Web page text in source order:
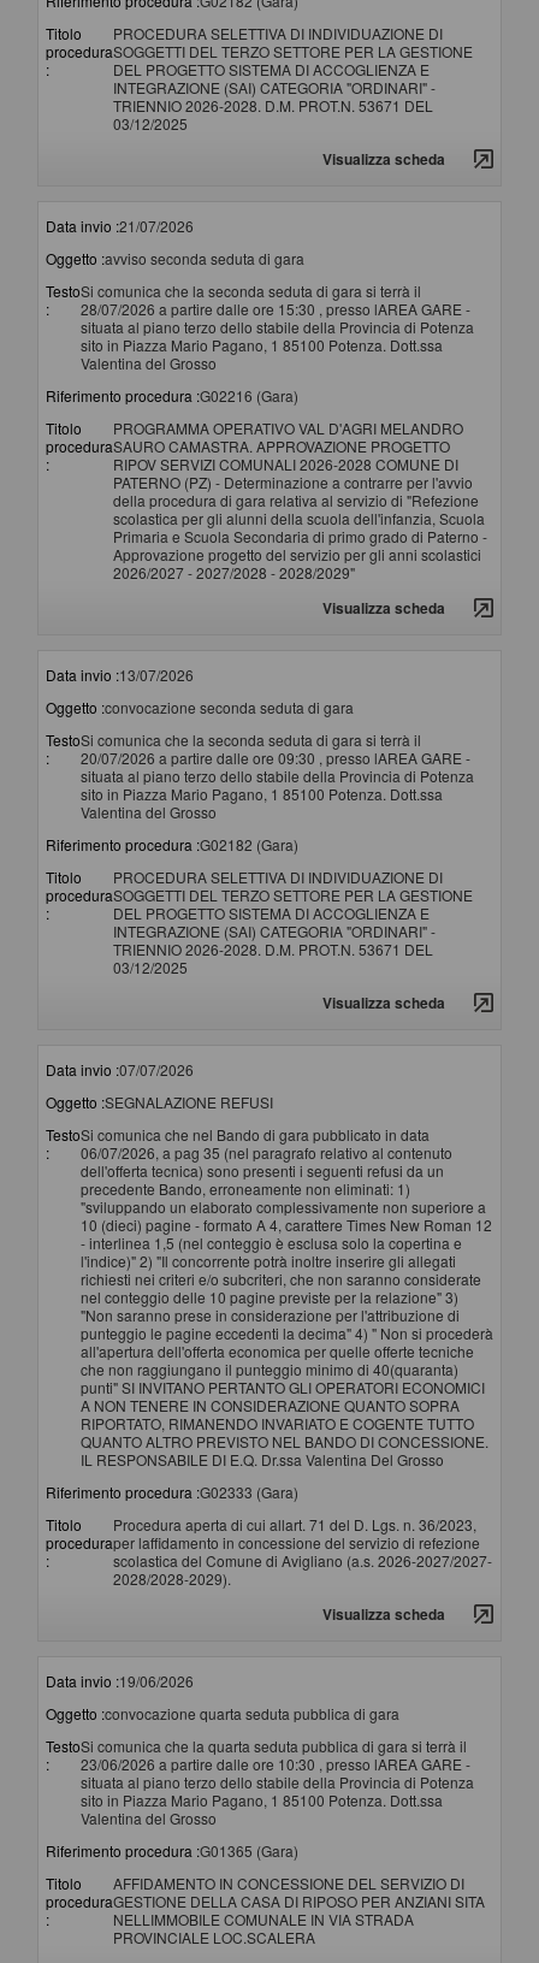
Titolo
procedura
:
PROCEDURA SELETTIVA DI INDIVIDUAZIONE DI
SOGGETTI DEL TERZO SETTORE PER LA GESTIONE
DEL PROGETTO SISTEMA DI ACCOGLIENZA E
INTEGRAZIONE (SAI) CATEGORIA "ORDINARI" -
TRIENNIO 2026-2028. D.M. PROT.N. 53671 DEL
03/12/2025
Visualizza scheda
Data invio :21/07/2026
Oggetto :avviso seconda seduta di gara
Testo
:
Si comunica che la seconda seduta di gara si terrà il
28/07/2026 a partire dalle ore 15:30 , presso lAREA GARE -
situata al piano terzo dello stabile della Provincia di Potenza
sito in Piazza Mario Pagano, 1 85100 Potenza. Dott.ssa
Valentina del Grosso
Riferimento procedura :G02216 (Gara)
Titolo
procedura
:
PROGRAMMA OPERATIVO VAL D'AGRI MELANDRO
SAURO CAMASTRA. APPROVAZIONE PROGETTO
RIPOV SERVIZI COMUNALI 2026-2028 COMUNE DI
PATERNO (PZ) - Determinazione a contrarre per l'avvio
della procedura di gara relativa al servizio di "Refezione
scolastica per gli alunni della scuola dell'infanzia, Scuola
Primaria e Scuola Secondaria di primo grado di Paterno -
Approvazione progetto del servizio per gli anni scolastici
2026/2027 - 2027/2028 - 2028/2029"
Visualizza scheda
Data invio :13/07/2026
Oggetto :convocazione seconda seduta di gara
Testo
:
Si comunica che la seconda seduta di gara si terrà il
20/07/2026 a partire dalle ore 09:30 , presso lAREA GARE -
situata al piano terzo dello stabile della Provincia di Potenza
sito in Piazza Mario Pagano, 1 85100 Potenza. Dott.ssa
Valentina del Grosso
Riferimento procedura :G02182 (Gara)
Titolo
procedura
:
PROCEDURA SELETTIVA DI INDIVIDUAZIONE DI
SOGGETTI DEL TERZO SETTORE PER LA GESTIONE
DEL PROGETTO SISTEMA DI ACCOGLIENZA E
INTEGRAZIONE (SAI) CATEGORIA "ORDINARI" -
TRIENNIO 2026-2028. D.M. PROT.N. 53671 DEL
03/12/2025
Visualizza scheda
Data invio :07/07/2026
Oggetto :SEGNALAZIONE REFUSI
Testo
:
Si comunica che nel Bando di gara pubblicato in data
06/07/2026, a pag 35 (nel paragrafo relativo al contenuto
dell'offerta tecnica) sono presenti i seguenti refusi da un
precedente Bando, erroneamente non eliminati: 1)
"sviluppando un elaborato complessivamente non superiore a
10 (dieci) pagine - formato A 4, carattere Times New Roman 12
- interlinea 1,5 (nel conteggio è esclusa solo la copertina e
l'indice)" 2) "Il concorrente potrà inoltre inserire gli allegati
richiesti nei criteri e/o subcriteri, che non saranno considerate
nel conteggio delle 10 pagine previste per la relazione" 3)
"Non saranno prese in considerazione per l'attribuzione di
punteggio le pagine eccedenti la decima" 4) " Non si procederà
all'apertura dell'offerta economica per quelle offerte tecniche
che non raggiungano il punteggio minimo di 40(quaranta)
punti" SI INVITANO PERTANTO GLI OPERATORI ECONOMICI
A NON TENERE IN CONSIDERAZIONE QUANTO SOPRA
RIPORTATO, RIMANENDO INVARIATO E COGENTE TUTTO
QUANTO ALTRO PREVISTO NEL BANDO DI CONCESSIONE.
IL RESPONSABILE DI E.Q. Dr.ssa Valentina Del Grosso
Riferimento procedura :G02333 (Gara)
Titolo
procedura
:
Procedura aperta di cui allart. 71 del D. Lgs. n. 36/2023,
per laffidamento in concessione del servizio di refezione
scolastica del Comune di Avigliano (a.s. 2026-2027/2027-
2028/2028-2029).
Visualizza scheda
Data invio :19/06/2026
Oggetto :convocazione quarta seduta pubblica di gara
Testo
:
Si comunica che la quarta seduta pubblica di gara si terrà il
23/06/2026 a partire dalle ore 10:30 , presso lAREA GARE -
situata al piano terzo dello stabile della Provincia di Potenza
sito in Piazza Mario Pagano, 1 85100 Potenza. Dott.ssa
Valentina del Grosso
Riferimento procedura :G01365 (Gara)
Titolo
procedura
:
AFFIDAMENTO IN CONCESSIONE DEL SERVIZIO DI
GESTIONE DELLA CASA DI RIPOSO PER ANZIANI SITA
NELLIMMOBILE COMUNALE IN VIA STRADA
PROVINCIALE LOC.SCALERA